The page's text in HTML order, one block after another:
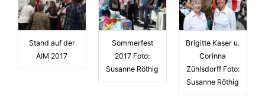
Stand auf der
AIM 2017
Sommerfest
2017 Foto:
Susanne Röthig
Brigitte Kaser u.
Corinna
Zühlsdorff Foto:
Susanne Röthig